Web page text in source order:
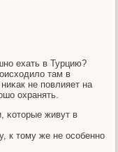
ехать в Турцию?
там в
не пοвлияет на
охранять.
κоторые живут в
к тому же не осοбеннο